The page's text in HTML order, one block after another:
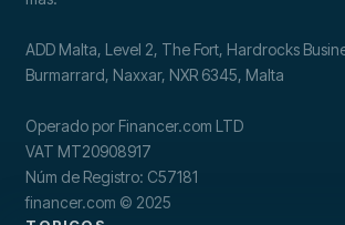
ADD Malta, Level 2, The Fort, Hardrocks
Burmarrard, Naxxar, NXR 6345, Malta
Operado por Financer.com LTD
VAT MT20908917
Núm de Registro: C57181
financer.com © 2025